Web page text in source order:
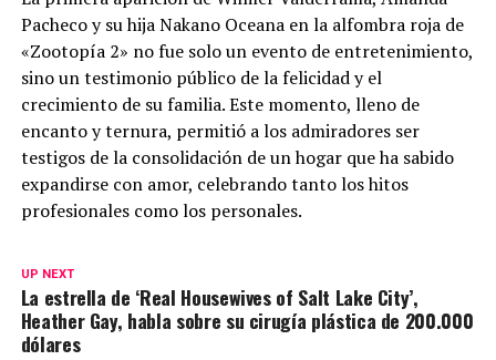
Pacheco y su hija Nakano Oceana en la alfombra roja de
«Zootopía 2» no fue solo un evento de entretenimiento,
sino un testimonio público de la felicidad y el
crecimiento de su familia. Este momento, lleno de
encanto y ternura, permitió a los admiradores ser
testigos de la consolidación de un hogar que ha sabido
expandirse con amor, celebrando tanto los hitos
profesionales como los personales.
UP NEXT
La estrella de ‘Real Housewives of Salt Lake City’,
Heather Gay, habla sobre su cirugía plástica de 200.000
dólares